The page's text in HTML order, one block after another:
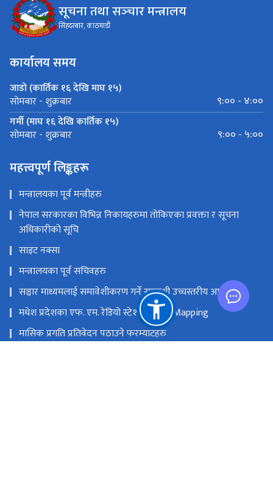
सूचना तथा सञ्‍चार मन्त्रालय
सिंहदरबार, काठमाडौं
कार्यालय समय
जाडो (कार्तिक १६ देखि माघ १५)
सोमबार - शुक्रबार
९:०० - ४:००
गर्मी (माघ १६ देखि कार्तिक १५)
सोमबार - शुक्रबार ९:०० - ५:००
महत्त्वपूर्ण लिङ्कहरू
मन्त्रालयका पूर्व मन्त्रीहरु
नेपाल सरकारका विभिन्न निकायहरुमा तोकिएका प्रवक्ता र सूचना
अधिकारीको सूचि
साइट नक्सा
मन्त्रालयका पूर्व सचिवहरु
सञ्चार माध्यमलाई समावेशीकरण गर्ने सम्बन्धी उच्चस्तरीय आयोग
मधेश प्रदेशका एफ. एम. रेडियो स्टेशनको GIS Mapping
मासिक प्रगति प्रतिवेदन पठाउने फरम्याटहरु